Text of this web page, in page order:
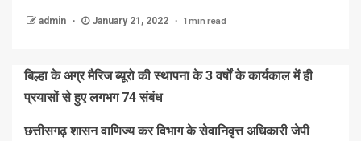
admin January 21, 2022 1 min read
बिल्हा के अग्र मैरिज ब्यूरो की स्थापना के 3 वर्षों के कार्यकाल में ही
प्रयासों से हुए लगभग 74 संबंध
छत्तीसगढ़ शासन वाणिज्य कर विभाग के सेवानिवृत्त अधिकारी जेपी